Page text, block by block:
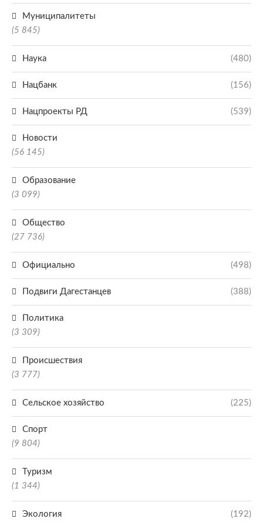
Муниципалитеты
(5 845)
Наука (480)
Нацбанк (156)
Нацпроекты РД (539)
Новости
(56 145)
Образование
(3 099)
Общество
(27 736)
Официально (498)
Подвиги Дагестанцев (388)
Политика
(3 309)
Происшествия
(3 777)
Сельское хозяйство (225)
Спорт
(9 804)
Туризм
(1 344)
Экология (192)